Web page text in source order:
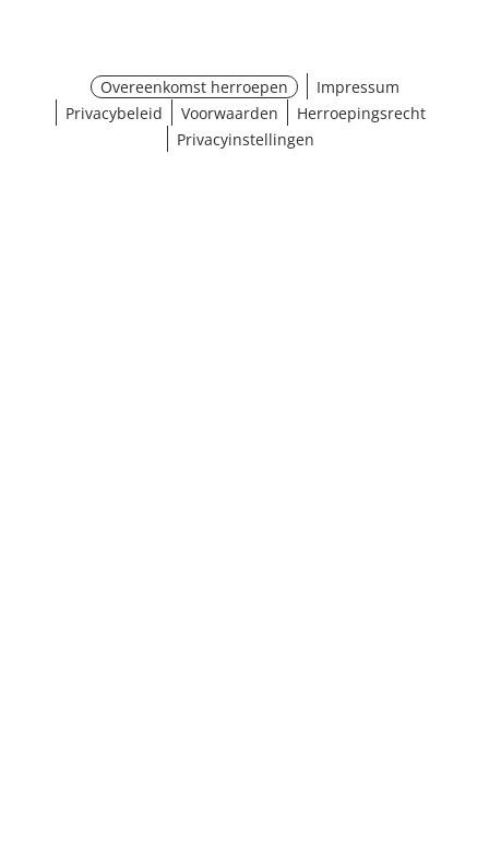
Overeenkomst herroepen
Impressum
Privacybeleid
Voorwaarden
Herroepingsrecht
Privacyinstellingen